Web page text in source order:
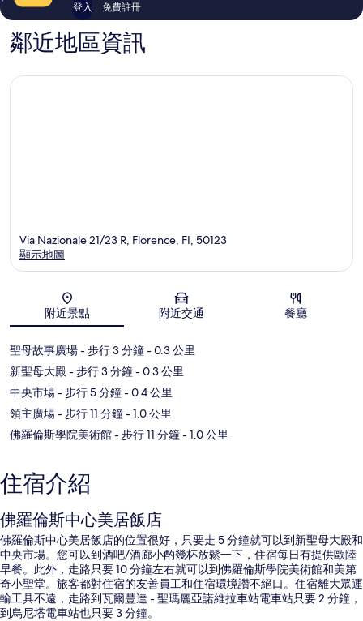
教
堂
登入 免費註冊
鄰近地區資訊
地圖
Via Nazionale 21/23 R, Florence, FI, 50123
顯示地圖
附近景點 附近交通 餐廳
聖母故事廣場- 步行 3 分鐘- 0.3 公里
新聖母大殿- 步行 3 分鐘- 0.3 公里
中央市場- 步行 5 分鐘- 0.4 公里
領主廣場- 步行 11 分鐘- 1.0 公里
佛羅倫斯學院美術館- 步行 11 分鐘- 1.0 公里
住宿介紹
佛羅倫斯中心美居飯店
佛羅倫斯中心美居飯店的位置很好，只要走 5 分鐘就可以到新聖母大殿和
中央市場。您可以到酒吧/酒廊小酌幾杯放鬆一下，住宿每日有提供歐陸
早餐。此外，走路只要 10 分鐘左右就可以到佛羅倫斯學院美術館和美第
奇小聖堂。旅客都對住宿的友善員工和住宿環境讚不絕口。住宿離大眾運
輸工具不遠，走路到瓦爾豐達 - 聖瑪麗亞諾維拉車站電車站只要 2 分鐘，
到烏尼塔電車站也只要 3 分鐘。